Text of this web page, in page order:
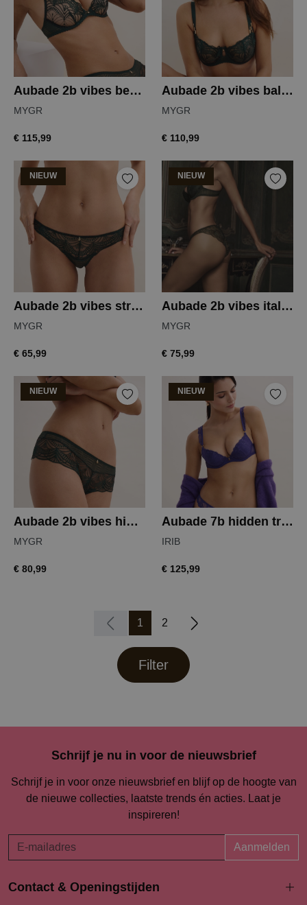
Aubade 2b vibes beugelbh
MYGR
€ 115,99
Aubade 2b vibes balconette
MYGR
€ 110,99
NIEUW
Aubade 2b vibes string
MYGR
€ 65,99
NIEUW
Aubade 2b vibes italiaanse slip
MYGR
€ 75,99
NIEUW
Aubade 2b vibes hipster
MYGR
€ 80,99
NIEUW
Aubade 7b hidden treasure push up
IRIB
€ 125,99
1 2
Filter
Schrijf je nu in voor de nieuwsbrief
Schrijf je in voor onze nieuwsbrief en blijf op de hoogte van
de nieuwe collecties, laatste trends én acties. Laat je
inspireren!
Aanmelden
Contact & Openingstijden